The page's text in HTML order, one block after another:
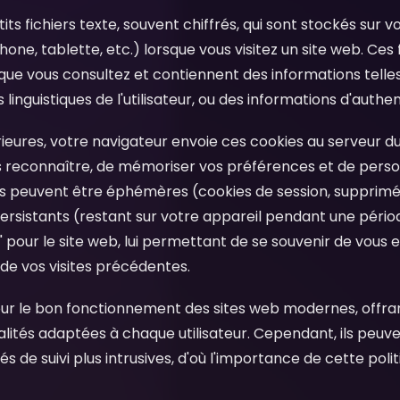
fichiers texte, souvent chiffrés, qui sont stockés sur
tablette, etc.) lorsque vous visitez un site web.
vous consultez et contiennent des informations
linguistiques de l'utilisateur, ou des informations
votre navigateur envoie ces cookies au serveur
reconnaître, de mémoriser vos préférences et de
peuvent être éphémères (cookies de session,
(restant sur votre appareil pendant une
le site web, lui permettant de se souvenir de vous
vos visites précédentes.
le bon fonctionnement des sites web modernes,
adaptées à chaque utilisateur. Cependant, ils
de suivi plus intrusives, d'où l'importance de cette